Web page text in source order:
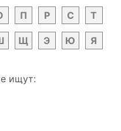
П Р С Т
Щ Э Ю Я
ищут: